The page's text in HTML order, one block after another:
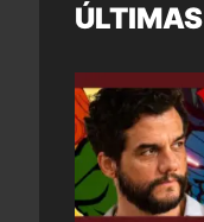
ÚLTIMAS